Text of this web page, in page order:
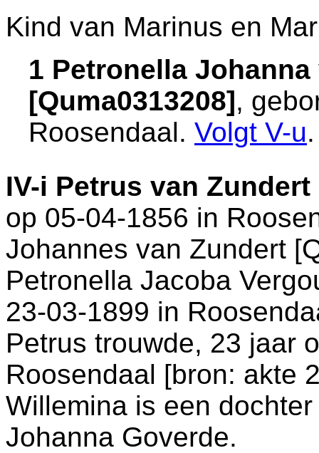
Kind van Marinus en
1 Petronella
[Quma0313208],
Roosendaal. Volgt V-u.
IV-i Petrus van Zundert
op 05-04-1856 in
Johannes van Zundert
Petronella Jacoba
23-03-1899 in
Petrus trouwde, 23 jaar
Roosendaal [bron: akte
Willemina is een
Johanna Goverde.